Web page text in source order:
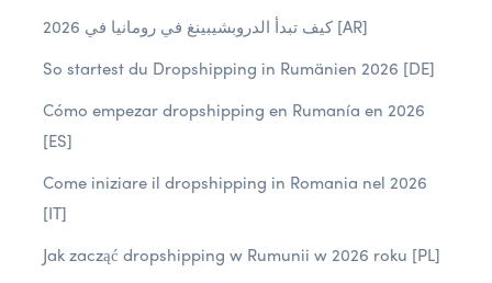
كيف تبدأ الدروبشيبينغ في رومانيا في 2026 [AR]
So startest du Dropshipping in Rumänien 2026 [DE]
Cómo empezar dropshipping en Rumanía en 2026
[ES]
Come iniziare il dropshipping in Romania nel 2026
[IT]
Jak zacząć dropshipping w Rumunii w 2026 roku [PL]